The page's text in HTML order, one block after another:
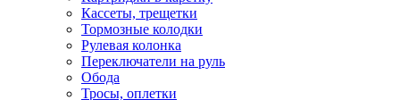
Кассеты, трещетки
Тормозные колодки
Рулевая колонка
Переключатели на руль
Обода
Тросы, оплетки